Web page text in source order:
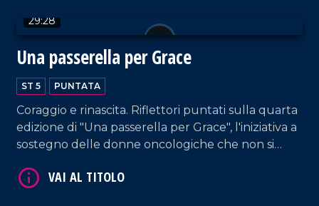
29:28
Una passerella per Grace
ST 5 PUNTATA
Coraggio e rinascita. Riflettori puntati sulla quarta
edizione di "Una passerella per Grace", l'iniziativa a
sostegno delle donne oncologiche che non si
il loro splendore.
VAI AL TITOLO